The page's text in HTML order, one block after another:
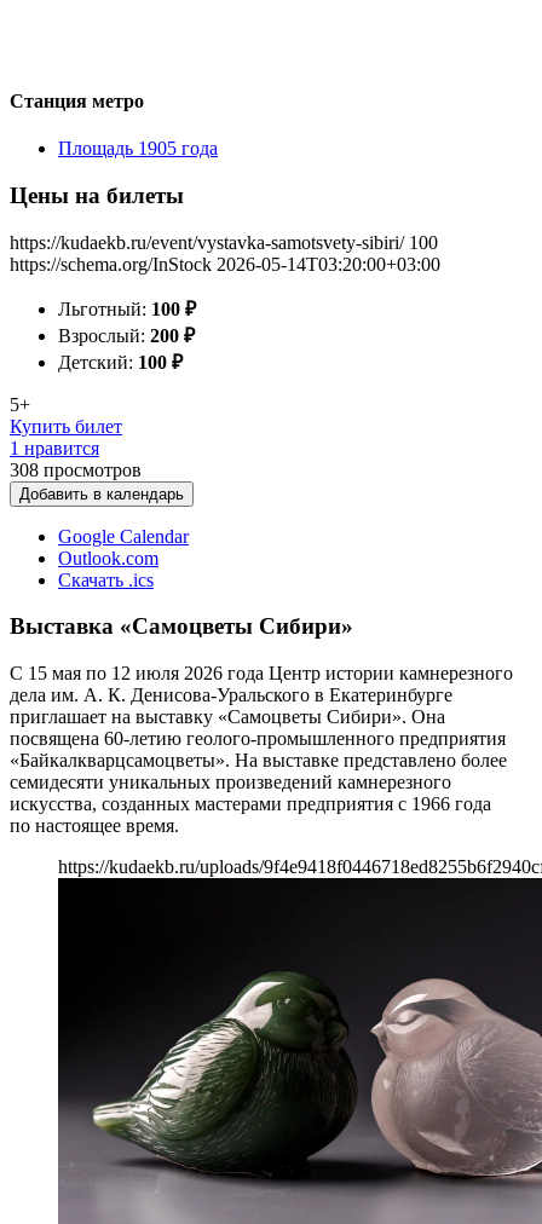
Станция метро
Площадь 1905 года
Цены на билеты
https://kudaekb.ru/event/vystavka-samotsvety-sibiri/ 100
https://schema.org/InStock 2026-05-14T03:20:00+03:00
Льготный: 100 ₽
Взрослый: 200 ₽
Детский: 100 ₽
5+
Купить билет
1 нравится
308 просмотров
Добавить в календарь
Google Calendar
Outlook.com
Скачать .ics
Выставка «Самоцветы Сибири»
С 15 мая по 12 июля 2026 года Центр истории камнерезного
дела им. А. К. Денисова-Уральского в Екатеринбурге
приглашает на выставку «Самоцветы Сибири». Она
посвящена 60-летию геолого-промышленного предприятия
«Байкалкварцсамоцветы». На выставке представлено более
семидесяти уникальных произведений камнерезного
искусства, созданных мастерами предприятия с 1966 года
по настоящее время.
https://kudaekb.ru/uploads/